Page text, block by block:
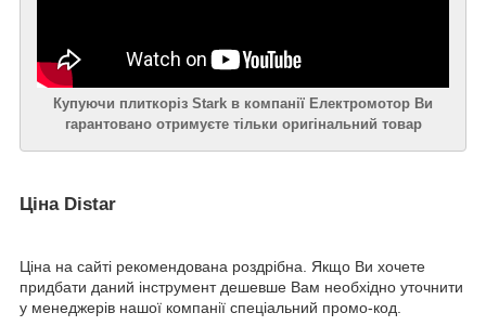
Купуючи плиткоріз Stark в компанії Електромотор Ви
гарантовано отримуєте тільки оригінальний товар
Ціна Distar
Ціна на сайті рекомендована роздрібна. Якщо Ви хочете
придбати даний інструмент дешевше Вам необхідно уточнити
у менеджерів нашої компанії спеціальний промо-код.